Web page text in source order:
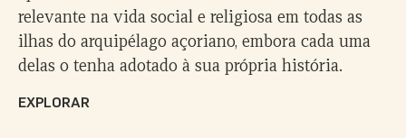
relevante na vida social e religiosa em todas as
ilhas do arquipélago açoriano, embora cada uma
delas o tenha adotado à sua própria história.
EXPLORAR